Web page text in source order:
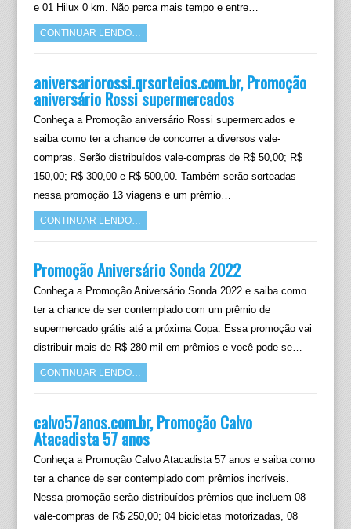
e 01 Hilux 0 km. Não perca mais tempo e entre…
CONTINUAR LENDO…
aniversariorossi.qrsorteios.com.br, Promoção
aniversário Rossi supermercados
Conheça a Promoção aniversário Rossi supermercados e
saiba como ter a chance de concorrer a diversos vale-
compras. Serão distribuídos vale-compras de R$ 50,00; R$
150,00; R$ 300,00 e R$ 500,00. Também serão sorteadas
nessa promoção 13 viagens e um prêmio…
CONTINUAR LENDO…
Promoção Aniversário Sonda 2022
Conheça a Promoção Aniversário Sonda 2022 e saiba como
ter a chance de ser contemplado com um prêmio de
supermercado grátis até a próxima Copa. Essa promoção vai
distribuir mais de R$ 280 mil em prêmios e você pode se…
CONTINUAR LENDO…
calvo57anos.com.br, Promoção Calvo
Atacadista 57 anos
Conheça a Promoção Calvo Atacadista 57 anos e saiba como
ter a chance de ser contemplado com prêmios incríveis.
Nessa promoção serão distribuídos prêmios que incluem 08
vale-compras de R$ 250,00; 04 bicicletas motorizadas, 08